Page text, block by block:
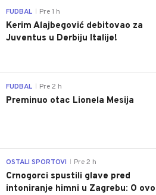
FUDBAL Pre 1 h
Kerim Alajbegović debitovao za
Juventus u Derbiju Italije!
FUDBAL Pre 2 h
Preminuo otac Lionela Mesija
OSTALI SPORTOVI Pre 2 h
Crnogorci spustili glave pred
intoniranje himni u Zagrebu: O